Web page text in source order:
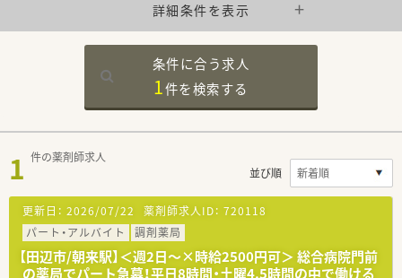
詳細条件を表示
条件に合う求人
1件を検索する
1 件の薬剤師求人
並び順
更新日： 2026/07/22 薬剤師求人ID： 720118
パート・アルバイト
調剤薬局
【田辺市/朝来駅】＜週2日～×時給2500円可＞ 総合病院門前
の薬局でパート急募！平日8時間・土曜4.5時間の中で働ける